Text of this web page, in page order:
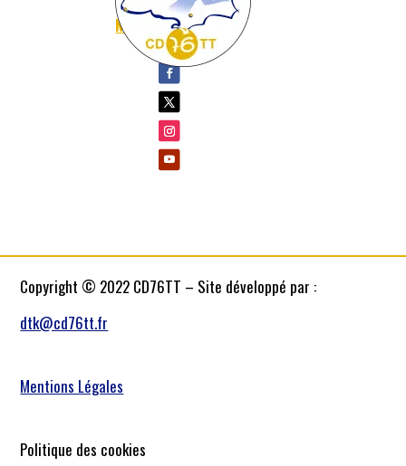
NOUS SUIVRE
Copyright © 2022 CD76TT – Site développé par :
dtk@cd76tt.fr
Mentions Légales
Politique des cookies